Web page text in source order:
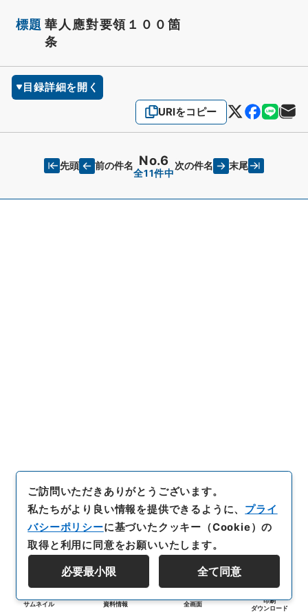
標題 華人應對要領１００箇
条
目録詳細を開く
URIをコピー
先頭 前の件名 No.6
全11件中
次の件名 末尾
サムネイル 資料情報 全画面
印刷
ダウンロード
ご訪問いただきありがとうございます。
私たちがより良い情報を提供できるように、 プライ
バシーポリシーに基づいたクッキー（Cookie）の
取得と利用に同意をお願いいたします。
必要最小限 全て同意